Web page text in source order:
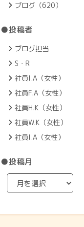
ブログ（620）
●投稿者
ブログ担当
S・R
社員I.A（女性）
社員F.A（女性）
社員H.K（女性）
社員W.K（女性）
社員I.A（女性）
●投稿月